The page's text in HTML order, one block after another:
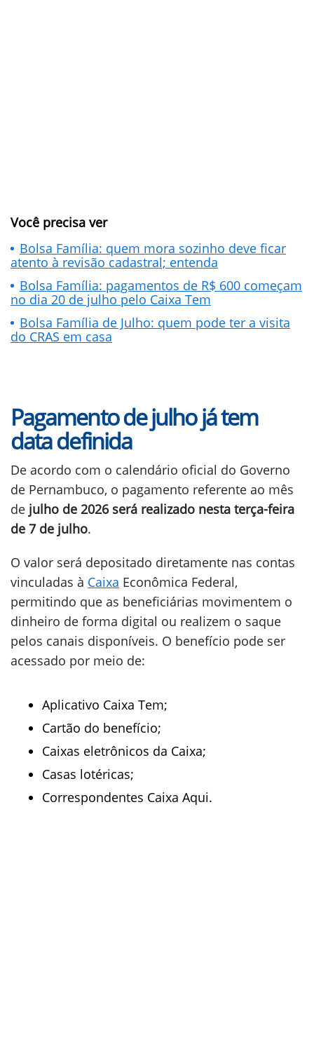
Você precisa ver
Bolsa Família: quem mora sozinho deve ficar
atento à revisão cadastral; entenda
Bolsa Família: pagamentos de R$ 600 começam
no dia 20 de julho pelo Caixa Tem
Bolsa Família de Julho: quem pode ter a visita
do CRAS em casa
Pagamento de julho já tem
data definida
De acordo com o calendário oficial do Governo
de Pernambuco, o pagamento referente ao mês
de julho de 2026 será realizado nesta terça-feira
de 7 de julho.
O valor será depositado diretamente nas contas
vinculadas à Caixa Econômica Federal,
permitindo que as beneficiárias movimentem o
dinheiro de forma digital ou realizem o saque
pelos canais disponíveis. O benefício pode ser
acessado por meio de:
Aplicativo Caixa Tem;
Cartão do benefício;
Caixas eletrônicos da Caixa;
Casas lotéricas;
Correspondentes Caixa Aqui.